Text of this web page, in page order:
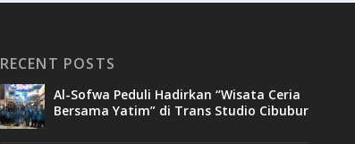
RECENT POSTS
Al-Sofwa Peduli Hadirkan “Wisata Ceria
Bersama Yatim” di Trans Studio Cibubur